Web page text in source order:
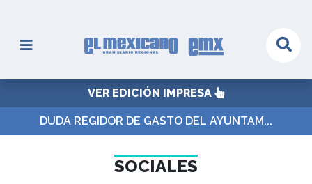
VER EDICIÓN IMPRESA
DUDA REGIDOR DE GASTO DEL AYUNTAM...
SOCIALES